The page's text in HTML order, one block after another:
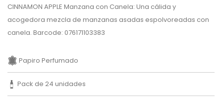
CINNAMON APPLE Manzana con Canela: Una cálida y
acogedora mezcla de manzanas asadas espolvoreadas con
canela. Barcode: 076171103383
Papiro Perfumado
Pack de 24 unidades